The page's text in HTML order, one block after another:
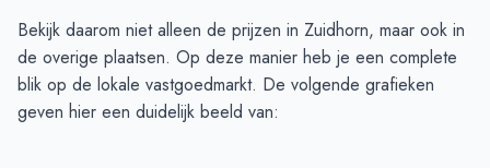
Bekijk daarom niet alleen de prijzen in Zuidhorn, maar ook in
de overige plaatsen. Op deze manier heb je een complete
blik op de lokale vastgoedmarkt. De volgende grafieken
geven hier een duidelijk beeld van: